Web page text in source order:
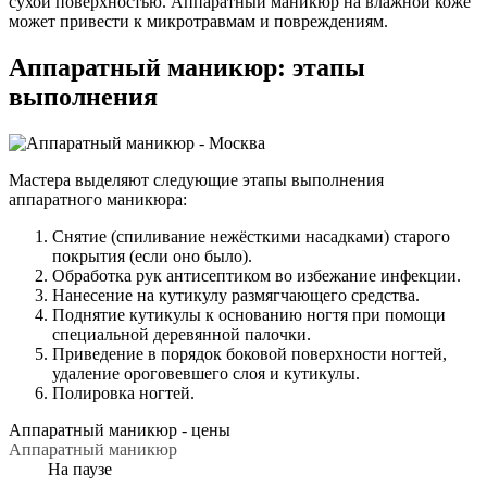
может привести к микротравмам и повреждениям.
Аппаратный маникюр: этапы
выполнения
Мастера выделяют следующие этапы выполнения
аппаратного маникюра:
Снятие (спиливание нежёсткими насадками) старого
покрытия (если оно было).
Обработка рук антисептиком во избежание инфекции.
Нанесение на кутикулу размягчающего средства.
Поднятие кутикулы к основанию ногтя при помощи
специальной деревянной палочки.
Приведение в порядок боковой поверхности ногтей,
удаление ороговевшего слоя и кутикулы.
Полировка ногтей.
Аппаратный маникюр - цены
Аппаратный маникюр
На паузе